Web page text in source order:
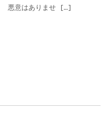
悪意はありませ […]